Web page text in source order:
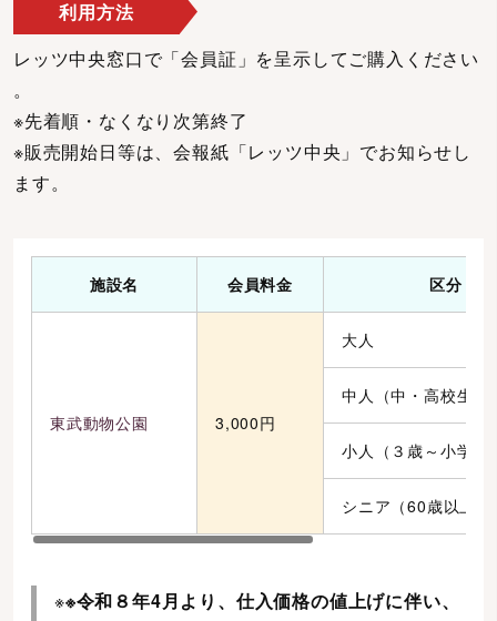
利用方法
レッツ中央窓口で「会員証」を呈示してご購入ください
。
※先着順・なくなり次第終了
※販売開始日等は、会報紙「レッツ中央」でお知らせし
ます。
施設名 会員料金 区分
東武動物公園 3,000円
大人
中人（中・高校生）
小人（３歳～小学生
シニア（60歳以上）
※※令和８年4月より、仕入価格の値上げに伴い、